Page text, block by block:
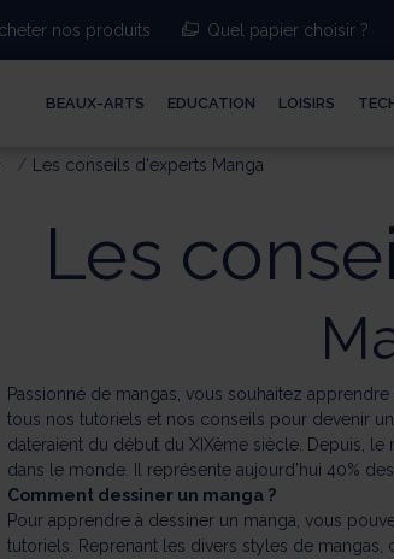
nos produits Quel papier choisir ?
BEAUX-ARTS EDUCATION LOISIRS
Les conseils d'experts Manga
Les
Passionné de mangas, vous souhaitez
tous nos tutoriels et nos conseils pour devenir
dateraient du début du XIXème siècle. Depuis,
dans le monde. Il représente aujourd’hui 40%
Comment dessiner un manga ?
Pour apprendre à dessiner un manga, vous
tutoriels. Reprenant les divers styles de